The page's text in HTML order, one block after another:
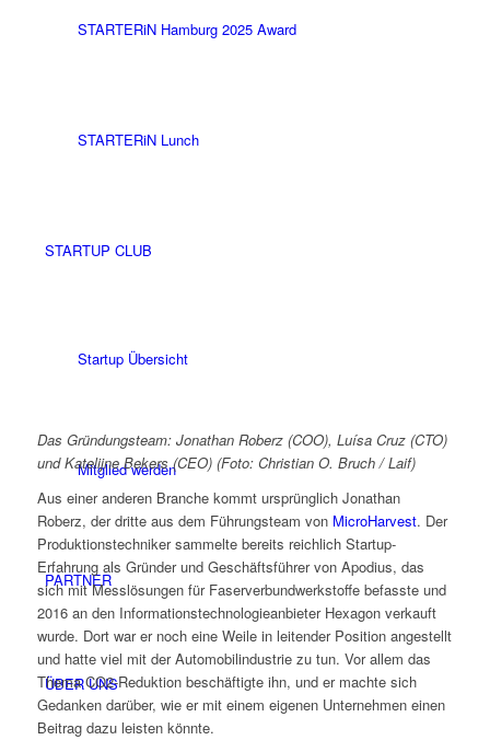
STARTERiN Hamburg 2025 Award
STARTERiN Lunch
STARTUP CLUB
Startup Übersicht
Mitglied werden
PARTNER
ÜBER UNS
Das Gründungsteam: Jonathan Roberz (COO), Luísa Cruz (CTO)
und Katelijne Bekers (CEO) (Foto: Christian O. Bruch / Laif)
Aus einer anderen Branche kommt ursprünglich Jonathan
Roberz, der dritte aus dem Führungsteam von MicroHarvest. Der
Produktionstechniker sammelte bereits reichlich Startup-
Erfahrung als Gründer und Geschäftsführer von Apodius, das
sich mit Messlösungen für Faserverbundwerkstoffe befasste und
2016 an den Informationstechnologieanbieter Hexagon verkauft
wurde. Dort war er noch eine Weile in leitender Position angestellt
und hatte viel mit der Automobilindustrie zu tun. Vor allem das
Thema CO2-Reduktion beschäftigte ihn, und er machte sich
Gedanken darüber, wie er mit einem eigenen Unternehmen einen
Beitrag dazu leisten könnte.